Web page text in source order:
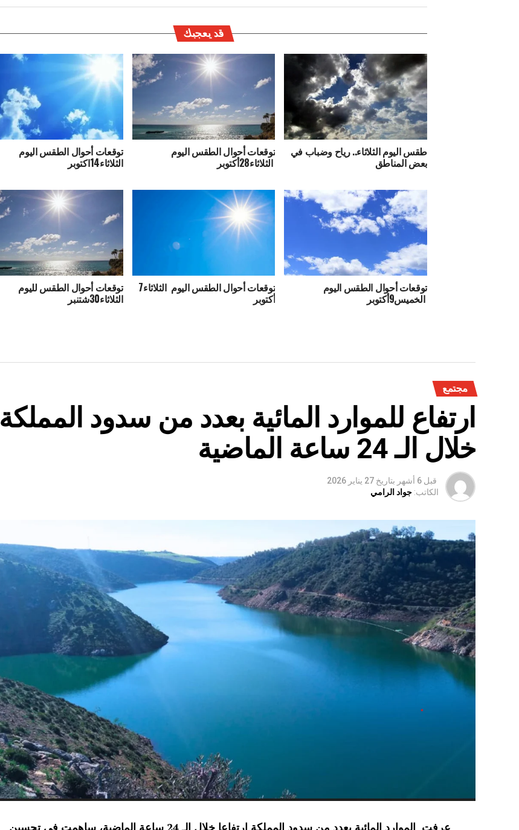
قد يعجبك
طقس اليوم الثلاثاء.. رياح وضباب في
بعض المناطق
توقعات أحوال الطقس اليوم
الثلاثاء28أكتوبر
توقعات أحوال الطقس اليوم
الثلاثاء14اكتوبر
توقعات أحوال الطقس اليوم
الخميس9أكتوبر
توقعات أحوال الطقس اليوم الثلاثاء7
أكتوبر
توقعات أحوال الطقس لليوم
الثلاثاء30شتنبر
مجتمع
ارتفاع للموارد المائية بعدد من سدود المملكة
خلال الـ 24 ساعة الماضية
قبل 6 أشهر بتاريخ 27 يناير 2026
الكاتب: جواد الرامي